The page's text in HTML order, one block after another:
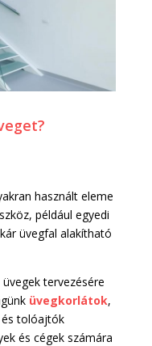
használt eleme
például egyedi
üvegfal alakítható
tervezésére
üvegkorlátok,
és tolóajtók
és cégek számára